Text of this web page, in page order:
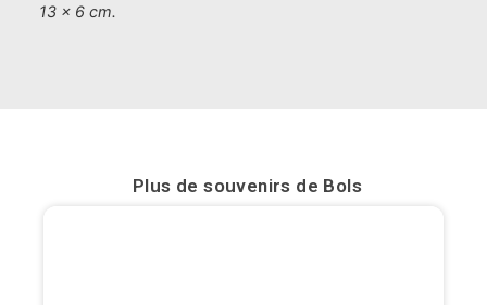
Barcelona
13 x 6 cm.
Plus de souvenirs de Bols